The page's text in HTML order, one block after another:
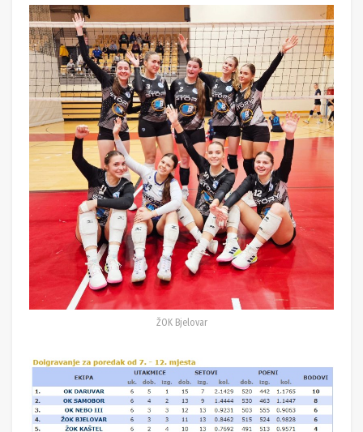
ŽOK Bjelovar